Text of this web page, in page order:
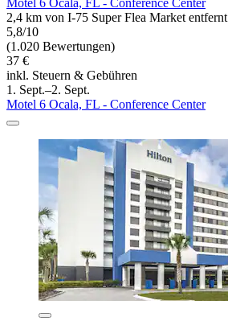
2,4 km von I-75 Super Flea Market entfernt
5,8/10
(1.020 Bewertungen)
37 €
inkl. Steuern & Gebühren
1. Sept.–2. Sept.
Motel 6 Ocala, FL - Conference Center